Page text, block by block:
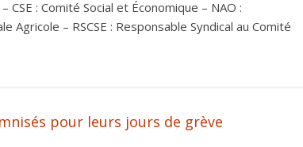
CSE : Comité Social et Économique – NAO :
Agricole – RSCSE : Responsable Syndical au Comité
pour leurs jours de grève